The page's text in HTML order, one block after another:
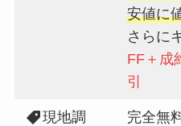
安値に
さらに
FF＋成
引
現地調
完全無